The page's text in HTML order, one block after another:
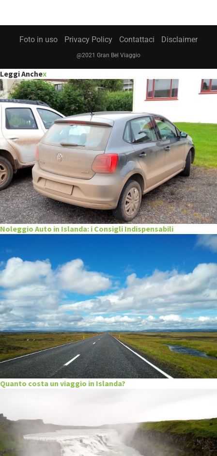
Foto in uso Privacy Policy Contattaci Disclaimer
@2021 Gran Bel Viaggio
Leggi Anchex
Noleggio Auto in Islanda: i Consigli Indispensabili
Quanto costa un viaggio in Islanda?